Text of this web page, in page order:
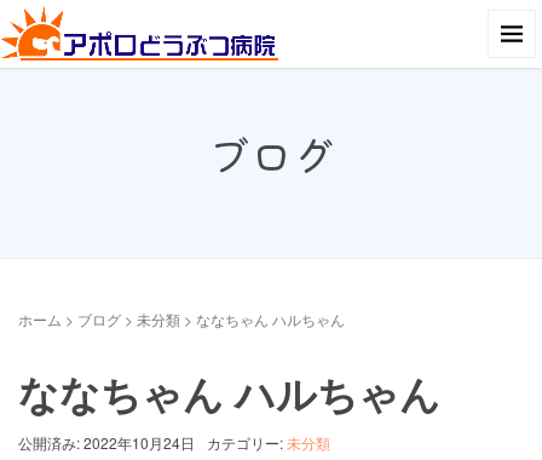
ブログ
ホーム > ブログ > 未分類 > ななちゃん ハルちゃん
ななちゃん ハルちゃん
公開済み: 2022年10月24日 カテゴリー:未分類